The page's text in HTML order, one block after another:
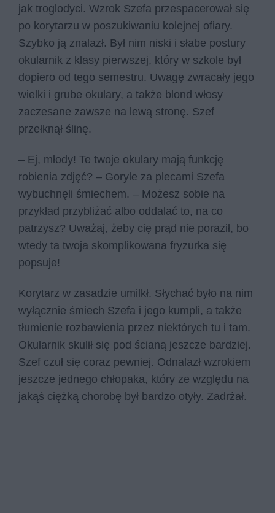
jak troglodyci. Wzrok Szefa przespacerował się
po korytarzu w poszukiwaniu kolejnej ofiary.
Szybko ją znalazł. Był nim niski i słabe postury
okularnik z klasy pierwszej, który w szkole był
dopiero od tego semestru. Uwagę zwracały jego
wielki i grube okulary, a także blond włosy
zaczesane zawsze na lewą stronę. Szef
przełknął ślinę.
– Ej, młody! Te twoje okulary mają funkcję
robienia zdjęć? – Goryle za plecami Szefa
wybuchnęli śmiechem. – Możesz sobie na
przykład przybliżać albo oddalać to, na co
patrzysz? Uważaj, żeby cię prąd nie poraził, bo
wtedy ta twoja skomplikowana fryzurka się
popsuje!
Korytarz w zasadzie umilkł. Słychać było na nim
wyłącznie śmiech Szefa i jego kumpli, a także
tłumienie rozbawienia przez niektórych tu i tam.
Okularnik skulił się pod ścianą jeszcze bardziej.
Szef czuł się coraz pewniej. Odnalazł wzrokiem
jeszcze jednego chłopaka, który ze względu na
jakąś ciężką chorobę był bardzo otyły. Zadrżał.